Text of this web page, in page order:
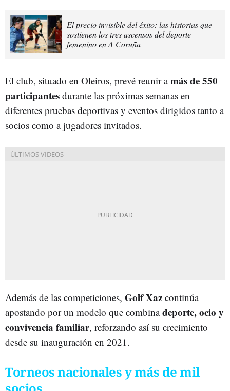
El precio invisible del éxito: las historias que
sostienen los tres ascensos del deporte
femenino en A Coruña
El club, situado en Oleiros, prevé reunir amás de 550
participantes durante las próximas semanas en
diferentes pruebas deportivas y eventos dirigidos tanto a
socios como a jugadores invitados.
Además de las competiciones, Golf Xaz continúa
apostando por un modelo que combinadeporte, ocio y
convivencia familiar, reforzando así su crecimiento
desde su inauguración en 2021.
Torneos nacionales y más de mil